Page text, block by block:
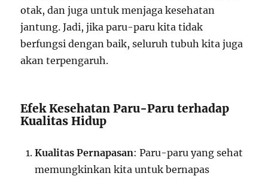
otak, dan juga untuk menjaga kesehatan
jantung. Jadi, jika paru-paru kita tidak
berfungsi dengan baik, seluruh tubuh kita juga
akan terpengaruh.
Efek Kesehatan Paru-Paru terhadap
Kualitas Hidup
Kualitas Pernapasan: Paru-paru yang sehat
memungkinkan kita untuk bernapas